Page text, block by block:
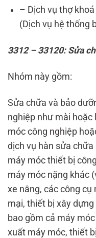
– Dịch vụ thợ
(Dịch vụ hệ thống
3312 – 33120: Sửa
Nhóm này gồm:
Sửa chữa và bảo
nghiệp như mài
móc công nghiệp
dịch vụ hàn sửa
máy móc thiết bị
máy móc nặng khác
xe nâng, các công
mại, thiết bị xây
bao gồm cả máy
xuất máy móc, thiết